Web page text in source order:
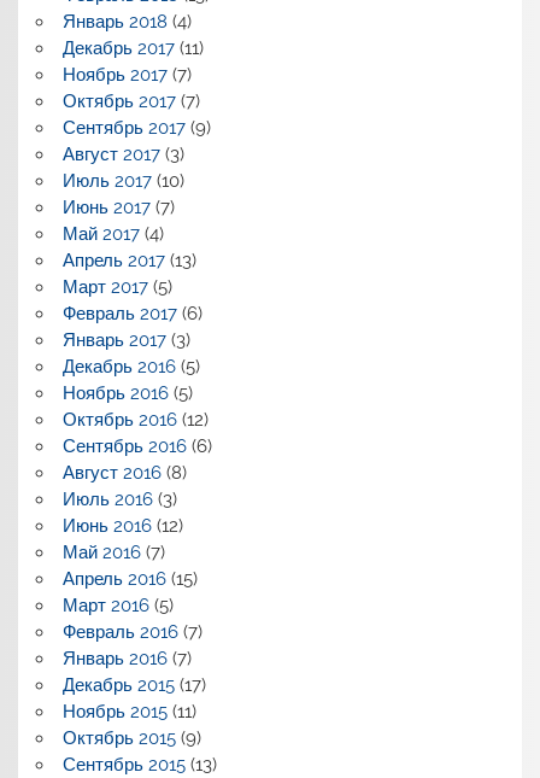
Январь 2018 (4)
Декабрь 2017(11)
Ноябрь 2017(7)
Октябрь 2017(7)
Сентябрь 2017(9)
Август 2017(3)
Июль 2017(10)
Июнь 2017(7)
Май 2017(4)
Апрель 2017(13)
Март 2017(5)
Февраль 2017(6)
Январь 2017(3)
Декабрь 2016(5)
Ноябрь 2016(5)
Октябрь 2016(12)
Сентябрь 2016(6)
Август 2016(8)
Июль 2016(3)
Июнь 2016(12)
Май 2016(7)
Апрель 2016(15)
Март 2016(5)
Февраль 2016(7)
Январь 2016(7)
Декабрь 2015(17)
Ноябрь 2015(11)
Октябрь 2015(9)
Сентябрь 2015(13)